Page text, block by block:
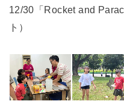
12/30「Rocket and
ト）